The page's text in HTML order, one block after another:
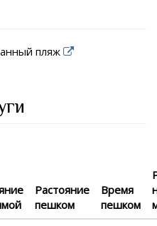
пляж
Растояние
пешком
Время
пешком